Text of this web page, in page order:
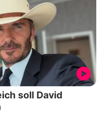
soll David